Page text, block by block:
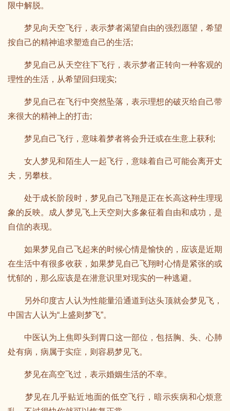
限中解脱。
梦见向天空飞行，表示梦者渴望自由的强烈愿望，希望
按自己的精神追求塑造自己的生活;
梦见自己从天空往下飞行，表示梦者正转向一种客观的
理性的生活，从希望回归现实;
梦见自己在飞行中突然坠落，表示理想的破灭给自己带
来很大的精神上的打击;
梦见自己飞行，意味着梦者将会升迁或在生意上获利;
女人梦见和陌生人一起飞行，意味着自己可能会离开丈
夫，另攀枝。
处于成长阶段时，梦见自己飞翔是正在长高这种生理现
象的反映。成人梦见飞上天空则大多象征着自由和成功，是
自信的表现。
如果梦见自己飞起来的时候心情是愉快的，应该是近期
在生活中有很多收获，如果梦见自己飞翔时心情是紧张的或
忧郁的，那么应该是在潜意识里对现实的一种逃避。
另外印度古人认为性能量沿通道到达头顶就会梦见飞，
中国古人认为“上盛则梦飞”。
中医认为上焦即头到胃口这一部位，包括胸、头、心肺
处有病，病属于实症，则容易梦见飞。
梦见在高空飞过，表示婚姻生活的不幸。
梦见在几乎贴近地面的低空飞行，暗示疾病和心烦意